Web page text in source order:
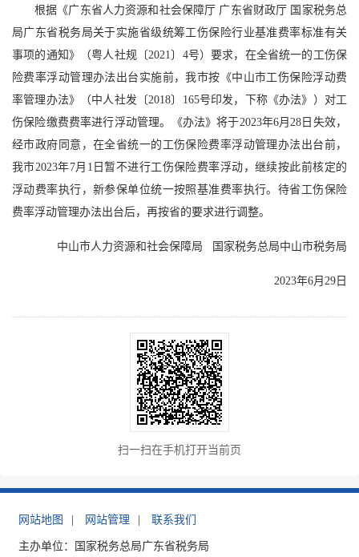
根据《广东省人力资源和社会保障厅 广东省财政厅 国家税务总
局广东省税务局关于实施省级统筹工伤保险行业基准费率标准有关
事项的通知》（粤人社规〔2021〕4号）要求，在全省统一的工伤保
险费率浮动管理办法出台实施前，我市按《中山市工伤保险浮动费
率管理办法》（中人社发〔2018〕165号印发，下称《办法》）对工
伤保险缴费费率进行浮动管理。《办法》将于2023年6月28日失效，
经市政府同意，在全省统一的工伤保险费率浮动管理办法出台前，
我市2023年7月1日暂不进行工伤保险费率浮动，继续按此前核定的
浮动费率执行，新参保单位统一按照基准费率执行。待省工伤保险
费率浮动管理办法出台后，再按省的要求进行调整。
中山市人力资源和社会保障局 国家税务总局中山市税务局
2023年6月29日
扫一扫在手机打开当前页
网站地图 网站管理 联系我们
主办单位：国家税务总局广东省税务局